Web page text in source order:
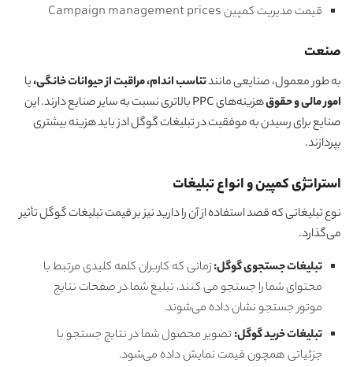
قیمت مدیریت کمپین Campaign management prices
صنعت
به طور معمول، صنایعی مانندتناسب اندام، مراقبت از حیوانات خانگی،یا
امور مالی و حقوق
هزینه‌های PPC بالاتری نسبت به سایر صنایع دارند. این
صنایع برای رسیدن به موفقیت در تبلیغات گوگل ادز باید هزینه بیشتری
بپردازند.
استراتژی کمپین و انواع تبلیغات
نوع تبلیغاتی که قصد استفاده از آن را دارید نیز بر قیمت تبلیغات گوگل تأثیر
می‌گذارد.
تبلیغات جستجوی گوگل:زمانی که کاربران کلمه کلیدی مرتبط با
محتوای شما را جستجو می کنند، تبلیغ شما در صفحات نتایج
موتور جستجو نشان داده می‌شوند.
تبلیغات خرید گوگل: تصویر محصول شما در نتایج جستجو با
جزئیاتی همچون قیمت نمایش داده می‌شود.